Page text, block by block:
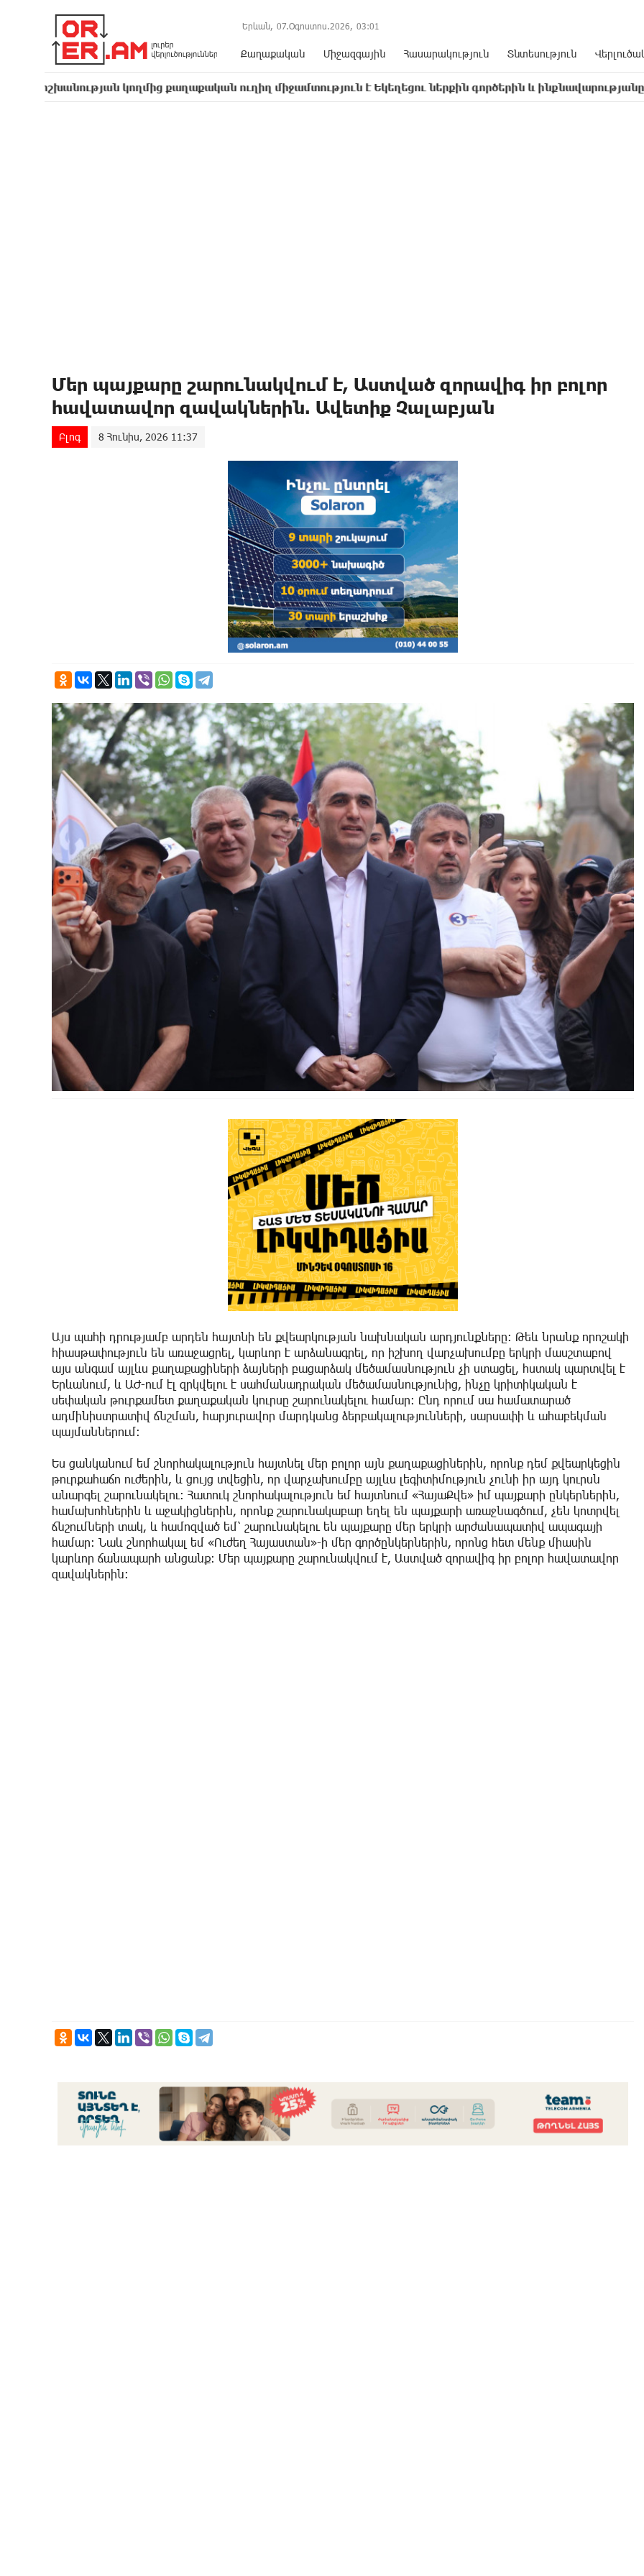
Երևան, 07.Օգոստոս.2026, 03:01
Քաղաքական Միջազգային Հասարակություն Տնտեսություն
կողմից քաղաքական ուղիղ միջամտություն է Եկեղեցու ներքին գործերին և ինքնավարությանը.
Մեր պայքարը շարունակվում է, Աստված զորավիգ իր բոլոր
հավատավոր զավակներին. Ավետիք Չալաբյան
Բլոգ 8 Հունիս, 2026 11:37
Այս պահի դրությամբ արդեն հայտնի են քվեարկության նախնական արդյունքները: Թեև նրանք որոշակի
հիասթափություն են առաջացրել, կարևոր է արձանագրել, որ իշխող վարչախումբը երկրի մասշտաբով
այս անգամ այլևս քաղաքացիների ձայների բացարձակ մեծամասնություն չի ստացել, հստակ պարտվել է
Երևանում, և ԱԺ-ում էլ զրկվելու է սահմանադրական մեծամասնությունից, ինչը կրիտիկական է
սեփական թուրքամետ քաղաքական կուրսը շարունակելու համար: Ընդ որում սա համատարած
ադմինիստրատիվ ճնշման, հարյուրավոր մարդկանց ձերբակալությունների, սարսափի և ահաբեկման
պայմաններում:
Ես ցանկանում եմ շնորհակալություն հայտնել մեր բոլոր այն քաղաքացիներին, որոնք դեմ քվեարկեցին
թուրքահաճո ուժերին, և ցույց տվեցին, որ վարչախումբը այլևս լեգիտիմություն չունի իր այդ կուրսն
անարգել շարունակելու: Հատուկ շնորհակալություն եմ հայտնում «ՀայաՔվե» իմ պայքարի ընկերներին,
համախոհներին և աջակիցներին, որոնք շարունակաբար եղել են պայքարի առաջնագծում, չեն կոտրվել
ճնշումների տակ, և համոզված եմ՝ շարունակելու են պայքարը մեր երկրի արժանապատիվ ապագայի
համար: Նաև շնորհակալ եմ «Ուժեղ Հայաստան»-ի մեր գործընկերներին, որոնց հետ մենք միասին
կարևոր ճանապարհ անցանք: Մեր պայքարը շարունակվում է, Աստված զորավիգ իր բոլոր հավատավոր
զավակներին: